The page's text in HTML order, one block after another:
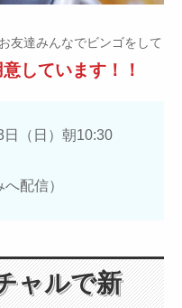
友達みんなでビンゴをして
しています！！
（日）朝10:30
配信）
ャルで新